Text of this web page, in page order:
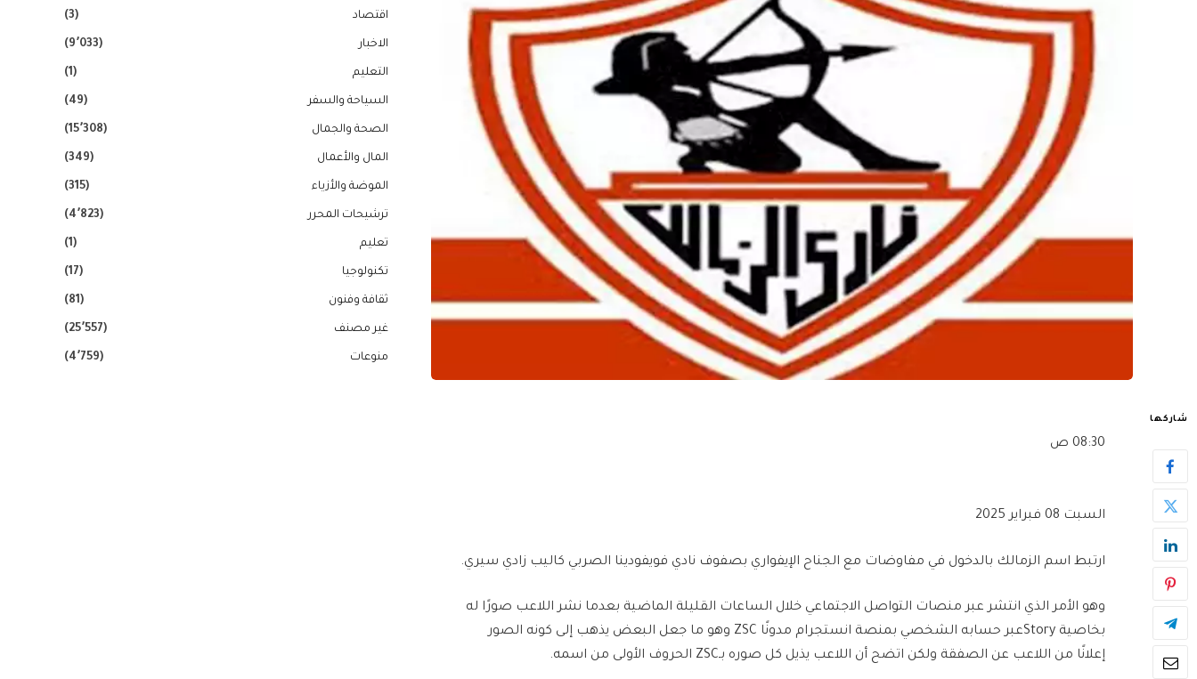
شاركها
08:30 ص
السبت 08 فبراير 2025
ارتبط اسم الزمالك بالدخول في مفاوضات مع الجناح الإيفواري بصفوف نادي فويفودينا الصربي كاليب زادي سيري.
وهو الأمر الذي انتشر عبر منصات التواصل الاجتماعي خلال الساعات القليلة الماضية بعدما نشر اللاعب صورًا له
بخاصية Storyعبر حسابه الشخصي بمنصة انستجرام مدونًا ZSC وهو ما جعل البعض يذهب إلى كونه الصور
إعلانًا من اللاعب عن الصفقة ولكن اتضح أن اللاعب يذيل كل صوره بـZSC الحروف الأولى من اسمه.
اقتصاد (3)
الاخبار (9٬033)
التعليم (1)
السياحة والسفر (49)
الصحة والجمال (15٬308)
المال والأعمال (349)
الموضة والأزياء (315)
ترشيحات المحرر (4٬823)
تعليم (1)
تكنولوجيا (17)
ثقافة وفنون (81)
غير مصنف (25٬557)
منوعات (4٬759)